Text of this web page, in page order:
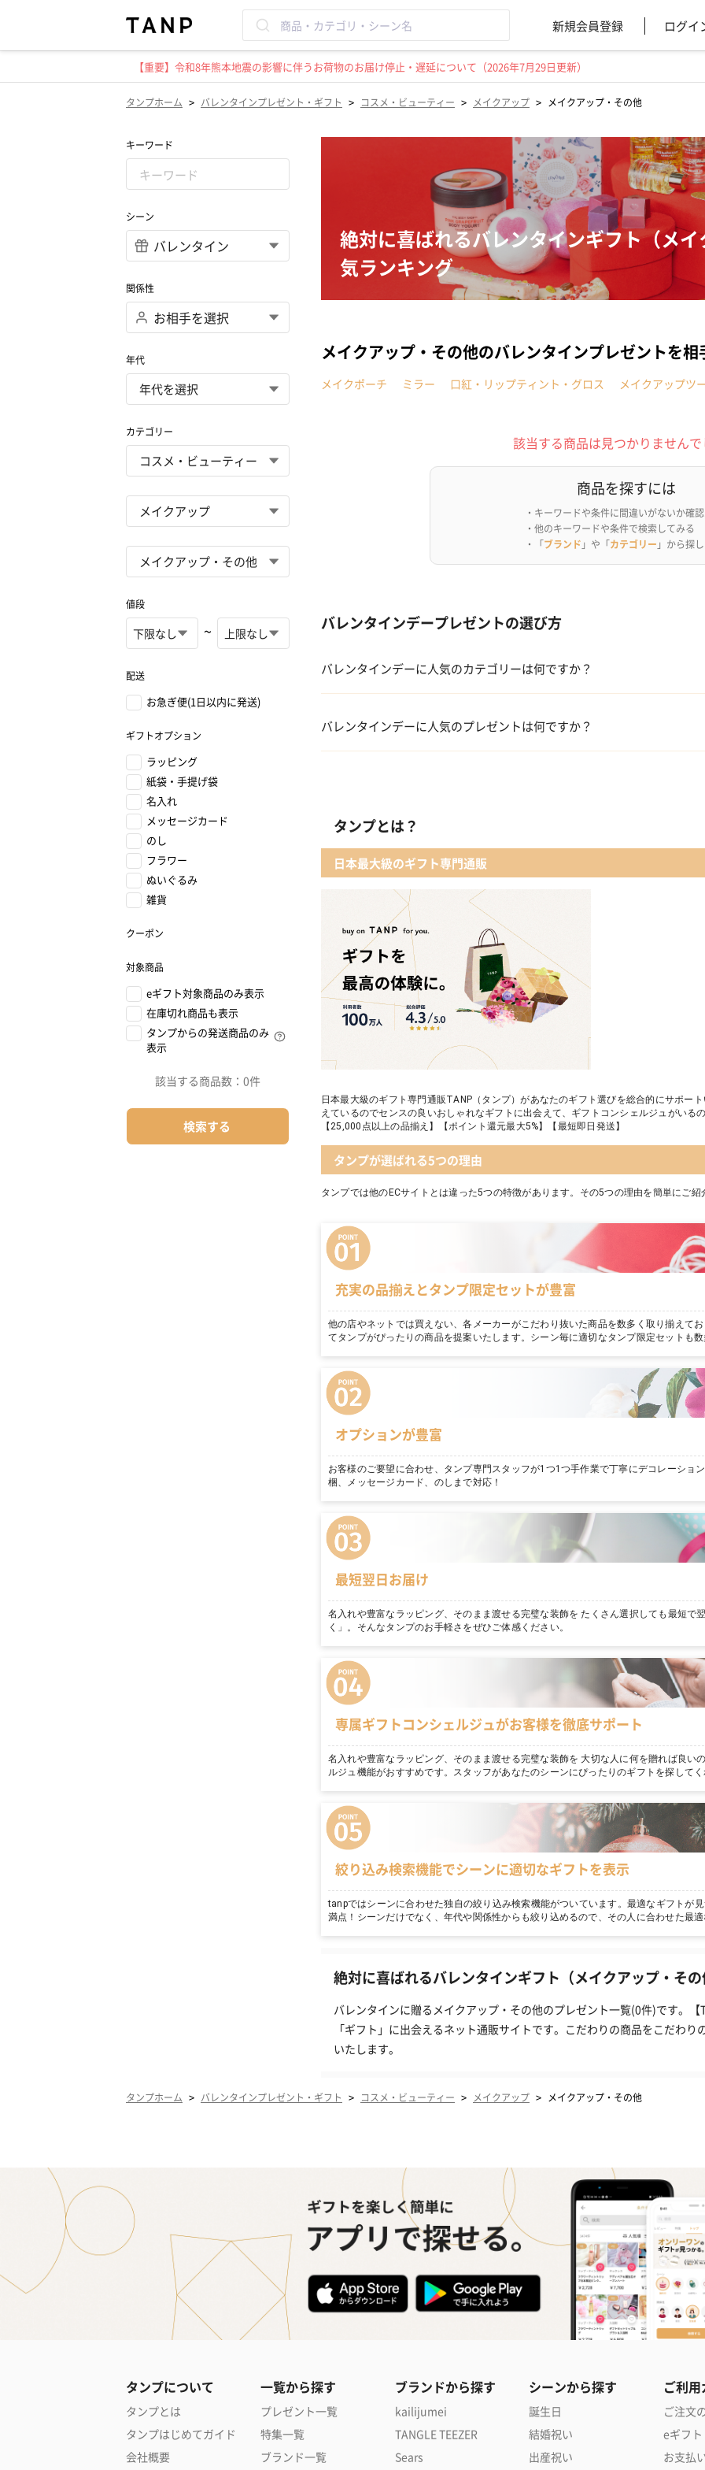
新規会員登録 ログイ
【重要】令和8年熊本地震の影響に伴うお荷物のお届け停止・遅延について（2026年7月29日更新）
タンプホーム > バレンタインプレゼント・ギフト > コスメ・ビューティー > メイクアップ > メイクアップ・その他
キーワード
シーン
関係性
年代
カテゴリー
値段
~
配送
お急ぎ便(1日以内に発送)
ギフトオプション
ラッピング
紙袋・手提げ袋
名入れ
メッセージカード
のし
フラワー
ぬいぐるみ
雑貨
クーポン
対象商品
eギフト対象商品のみ表示
在庫切れ商品も表示
タンプからの発送商品のみ
表示
該当する商品数： 0件
検索する
絶対に喜ばれるバレンタインギフト（メ
気ランキング
メイクアップ・その他のバレンタインプレゼントを
メイクポーチ ミラー 口紅・リップティント・グロス メイクアップツ
該当する商品は見つかりません
商品を探すには
・キーワードや条件に間違いがないか確
・他のキーワードや条件で検索してみる
・「ブランド 」や「カテゴリー 」から探
バレンタインデープレゼントの選び方
バレンタインデーに人気のカテゴリーは何ですか？
02 メイクアップ
05 入浴剤・バスケア
バレンタインデーに人気のプレゼントは何ですか？
03 ショコラフレナチュール
04 ＜クランチチョコレート＞ダーク＆ミルク＆キャラメル＆ホワイト 60g
05 葉山のショコラ・カロ＜4個入＞
タンプとは？
日本最大級のギフト専門通販
日本最大級のギフト専門通販TANP（タンプ）があなたのギフト選びを総合的にサポー
えているのでセンスの良いおしゃれなギフトに出会えて、ギフトコンシェルジュがいる
【25,000点以上の品揃え】【ポイント還元最大5%】【最短即日発送】
タンプが選ばれる5つの理由
タンプでは他のECサイトとは違った5つの特徴があります。その5つの理由を簡単にご紹
充実の品揃えとタンプ限定セットが豊富
他の店やネットでは買えない、各メーカーがこだわり抜いた商品を数多く取り揃えて
てタンプがぴったりの商品を提案いたします。シーン毎に適切なタンプ限定セットも
オプションが豊富
お客様のご要望に合わせ、タンプ専門スタッフが1つ1つ手作業で丁寧にデコレーショ
梱、メッセージカード、のしまで対応！
最短翌日お届け
名入れや豊富なラッピング、そのまま渡せる完璧な装飾を たくさん選択しても最短で
く」。そんなタンプのお手軽さをぜひご体感ください。
専属ギフトコンシェルジュがお客様を徹底サポート
名入れや豊富なラッピング、そのまま渡せる完璧な装飾を 大切な人に何を贈れば良い
ルジュ機能がおすすめです。スタッフがあなたのシーンにぴったりのギフトを探して
絞り込み検索機能でシーンに適切なギフトを表示
tanpではシーンに合わせた独自の絞り込み検索機能がついています。最適なギフトが
満点！シーンだけでなく、年代や関係性からも絞り込めるので、その人に合わせた最
絶対に喜ばれるバレンタインギフト（メイクアップ・そ
バレンタインに贈るメイクアップ・その他のプレゼント一覧(0件)です。
「ギフト」に出会えるネット通販サイトです。こだわりの商品をこだわ
いたします。
タンプホーム > バレンタインプレゼント・ギフト > コスメ・ビューティー > メイクアップ > メイクアップ・その他
タンプについて
タンプとは
タンプはじめてガイド
会社概要
一覧から探す
プレゼント一覧
特集一覧
ブランド一覧
ブランドから探す
kailijumei
TANGLE TEEZER
Sears
シーンから探す
誕生日
結婚祝い
出産祝い
ご利
ご注文
eギフト
お支払